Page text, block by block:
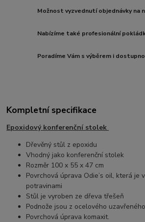
Možnost vyzvednutí objednávky na
Nabízíme také profesionální
Poradíme Vám s výběrem i
Kompletní specifikace
Epoxidový konferenční stolek
Dřevěný stůl z epoxidu
Vhodný jako konferenční stolek
Rozměr 100 x 55 x 47 cm
Povrchová úprava Odie’s oil, která je
potravinami
Stůl je vyroben ze dřeva třešeň
Podnože jsou z ocelového
Povrchová úprava komaxit.